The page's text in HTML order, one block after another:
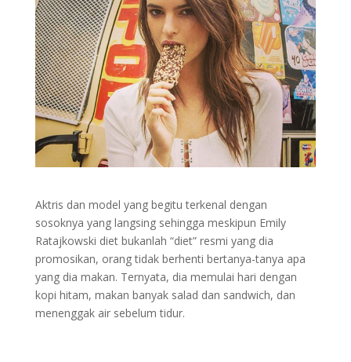
Aktris dan model yang begitu terkenal dengan
sosoknya yang langsing sehingga meskipun Emily
Ratajkowski diet bukanlah “diet” resmi yang dia
promosikan, orang tidak berhenti bertanya-tanya apa
yang dia makan. Ternyata, dia memulai hari dengan
kopi hitam, makan banyak salad dan sandwich, dan
menenggak air sebelum tidur.